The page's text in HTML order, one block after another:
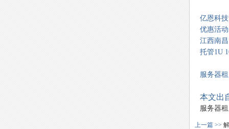
亿恩科技
优惠活动
江西南
托管1U
服务器
本文出
服务器
上一篇 >>